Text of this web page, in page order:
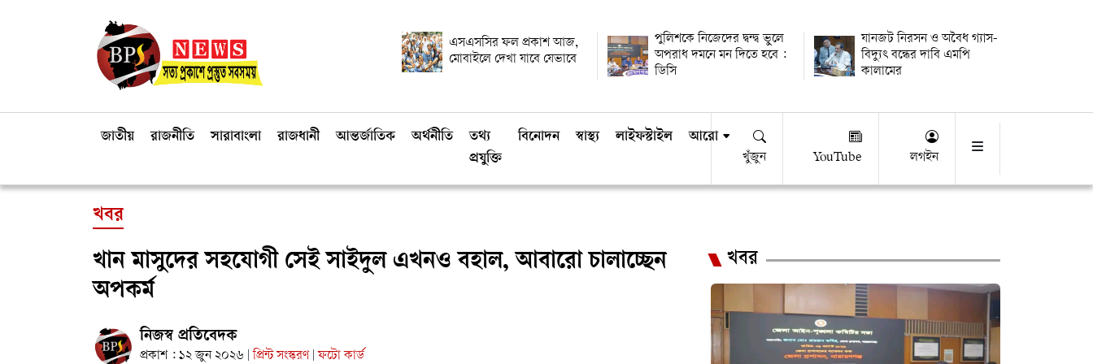
এসএসসির ফল প্রকাশ আজ,
মোবাইলে দেখা যাবে যেভাবে
পুলিশকে নিজেদের দ্বন্দ্ব ভুলে
অপরাধ দমনে মন দিতে হবে :
ডিসি
যানজট নিরসন ও অবৈধ গ্যাস-
বিদ্যুৎ বন্ধের দাবি এমপি
কালামের
জাতীয় রাজনীতি সারাবাংলা রাজধানী আন্তর্জাতিক অর্থনীতি
তথ্য
প্রযুক্তি
বিনোদন স্বাস্থ্য লাইফস্টাইল আরো
খুঁজুন YouTube লগইন
খবর
খান মাসুদের সহযোগী সেই সাইদুল এখনও বহাল, আবারো চালাচ্ছেন
অপকর্ম
নিজস্ব প্রতিবেদক
প্রকাশ : ১২ জুন ২০২৬ প্রিন্ট সংস্করণ ফটো কার্ড
খবর